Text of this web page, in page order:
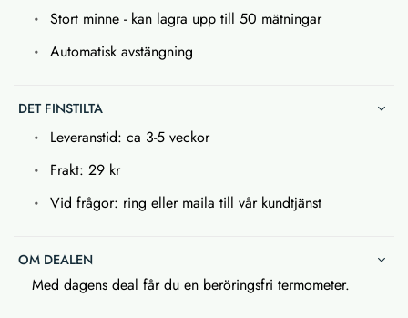
Stort minne - kan lagra upp till 50 mätningar
Automatisk avstängning
DET FINSTILTA
Leveranstid: ca 3-5 veckor
Frakt: 29 kr
Vid frågor: ring eller maila till vår kundtjänst
OM DEALEN
Med dagens deal får du en beröringsfri termometer.